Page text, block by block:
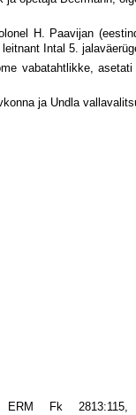
H. Paavijan
Intal 5.
vabatahtlikke,
ja Undla
ERM Fk